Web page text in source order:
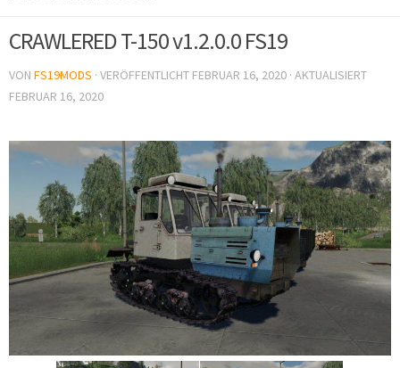
CRAWLERED T-150 v1.2.0.0 FS19
VON FS19MODS · VERÖFFENTLICHT FEBRUAR 16, 2020 · AKTUALISIERT
FEBRUAR 16, 2020